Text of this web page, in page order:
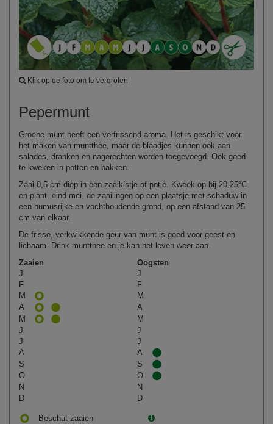
Klik op de foto om te vergroten
Pepermunt
Groene munt heeft een verfrissend aroma. Het is geschikt voor
het maken van muntthee, maar de blaadjes kunnen ook aan
salades, dranken en nagerechten worden toegevoegd. Ook goed
te kweken in potten en bakken.
Zaai 0,5 cm diep in een zaaikistje of potje. Kweek op bij 20‑25°C
en plant, eind mei, de zaailingen op een plaatsje met schaduw in
een humusrijke en vochthoudende grond, op een afstand van 25
cm van elkaar.
De frisse, verkwikkende geur van munt is goed voor geest en
lichaam. Drink muntthee en je kan het leven weer aan.
Zaaien
Oogsten
J
J
F
F
M
M
A
A
M
M
J
J
J
J
A
A
S
S
O
O
N
N
D
D
Beschut zaaien